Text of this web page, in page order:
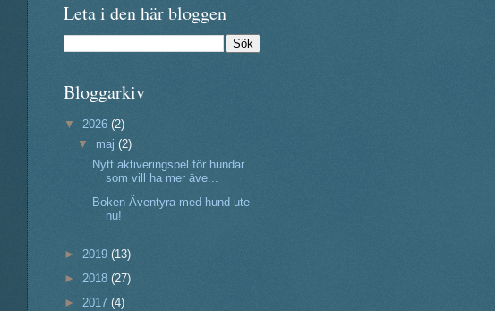
Leta i den här bloggen
Bloggarkiv
▼ 2026 (2)
▼ maj(2)
Nytt aktiveringspel för hundar
som vill ha mer äve...
Boken Äventyra med hund ute
nu!
► 2019 (13)
► 2018 (27)
► 2017 (4)